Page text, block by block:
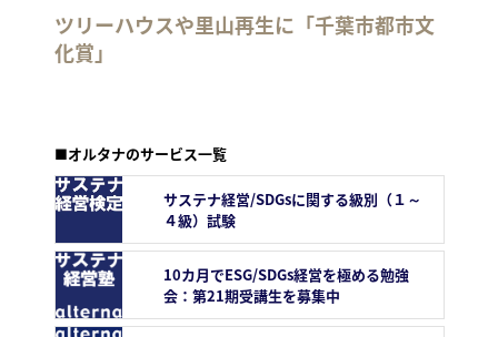
ツリーハウスや里山再生に「千葉市都市文
化賞」
■オルタナのサービス一覧
サステナ経営/SDGsに関する級別（１～
４級）試験
10カ月でESG/SDGs経営を極める勉強
会：第21期受講生を募集中